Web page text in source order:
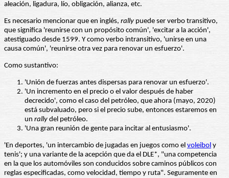
aleación, ligadura, lío, obligación, alianza, etc.
Es necesario mencionar que en inglés, rally puede ser verbo transitivo,
que significa 'reunirse con un propósito común', 'excitar a la acción',
atestiguado desde 1599. Y como verbo intransitivo, 'unirse en una
causa común', 'reunirse otra vez para renovar un esfuerzo'.
Como sustantivo:
'Unión de fuerzas antes dispersas para renovar un esfuerzo'.
'Un incremento en el precio o el valor después de haber
decrecido', como el caso del petróleo, que ahora (mayo, 2020)
está subvaluado, pero si el precio sube, entonces estaremos en
un rally del petróleo.
'Una gran reunión de gente para incitar al entusiasmo'.
'En deportes, 'un intercambio de jugadas en juegos como el voleibol y
tenis'; y una variante de la acepción que da el DLE*, "una competencia
en la que los automóviles son conducidos sobre caminos públicos con
reglas especificadas, como velocidad, tiempo y ruta". Seguramente en